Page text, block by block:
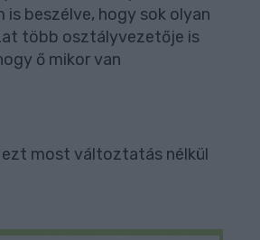
beszélve, hogy sok olyan
több osztályvezetője is
ő mikor van
most változtatás nélkül